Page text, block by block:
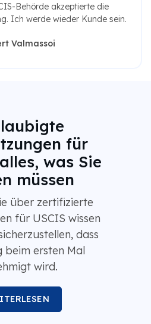
Behörde akzeptierte die
Ich werde wieder Kunde sein.
Valmassoi
für
was Sie
müssen
über zertifizierte
für USCIS wissen
dass
beim ersten Mal
wird.